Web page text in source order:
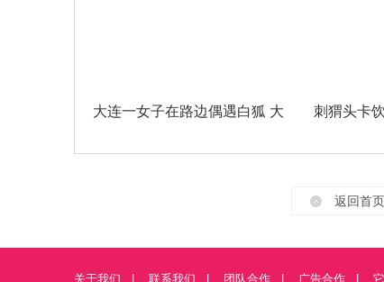
大连一女子在路边偶遇白狐 大 刺猬头卡
返回首页
关于我们 联系我们 团队合作 广告合作